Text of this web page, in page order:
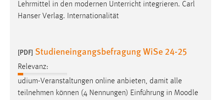
Lehrmittel in den modernen Unterricht integrieren. Carl
Hanser Verlag. Internationalität
[PDF] Studieneingangsbefragung WiSe 24-25
Relevanz:
udium-Veranstaltungen online anbieten, damit alle
teilnehmen können (4 Nennungen) Einführung in Moodle